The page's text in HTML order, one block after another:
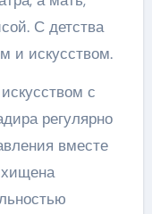
С детства
и искусством.
с
регулярно
вместе